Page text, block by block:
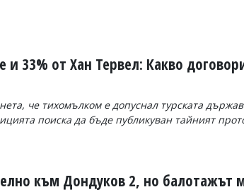
33% от Хан Тервел: Какво
че тихомълком е допуснал турската
поиска да бъде публикуван тайният
към Дондуков 2, но балотажът